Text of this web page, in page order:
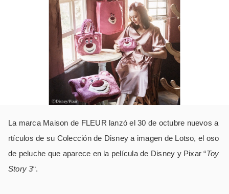
La marca Maison de FLEUR lanzó el 30 de octubre nuevos a
rtículos de su Colección de Disney a imagen de Lotso, el oso
de peluche que aparece en la película de Disney y Pixar “Toy
Story 3“.